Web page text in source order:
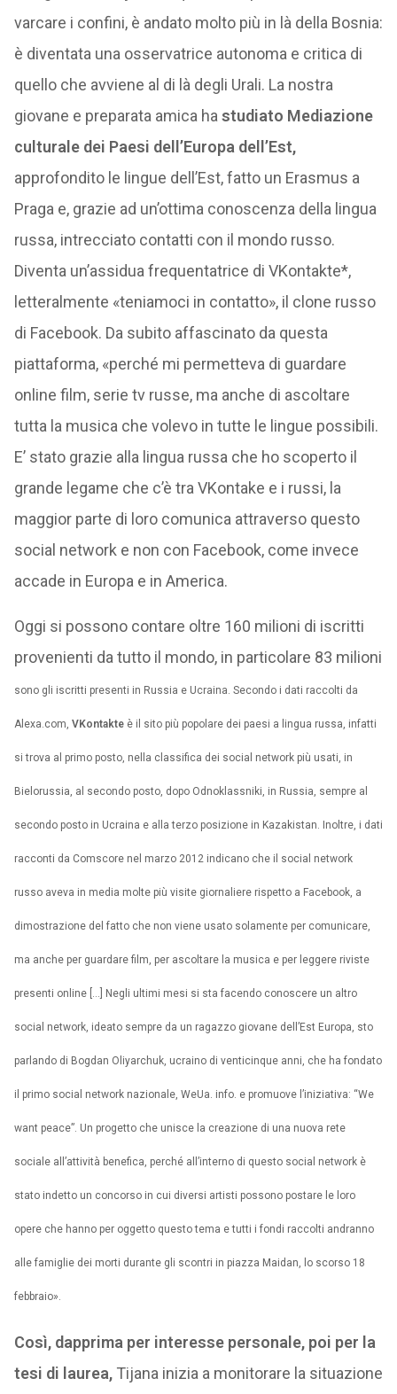
varcare i confini, è andato molto più in là della Bosnia:
è diventata una osservatrice autonoma e critica di
quello che avviene al di là degli Urali. La nostra
giovane e preparata amica ha studiato Mediazione
culturale dei Paesi dell’Europa dell’Est,
approfondito le lingue dell’Est, fatto un Erasmus a
Praga e, grazie ad un’ottima conoscenza della lingua
russa, intrecciato contatti con il mondo russo.
Diventa un’assidua frequentatrice di VKontakte*,
letteralmente «teniamoci in contatto», il clone russo
di Facebook. Da subito affascinato da questa
piattaforma, «perché mi permetteva di guardare
online film, serie tv russe, ma anche di ascoltare
tutta la musica che volevo in tutte le lingue possibili.
E’ stato grazie alla lingua russa che ho scoperto il
grande legame che c’è tra VKontake e i russi, la
maggior parte di loro comunica attraverso questo
social network e non con Facebook, come invece
accade in Europa e in America.
Oggi si possono contare oltre 160 milioni di iscritti
provenienti da tutto il mondo, in particolare 83 milioni
sono gli iscritti presenti in Russia e Ucraina. Secondo i dati raccolti da
Alexa.com, VKontakte è il sito più popolare dei paesi a lingua russa, infatti
si trova al primo posto, nella classifica dei social network più usati, in
Bielorussia, al secondo posto, dopo Odnoklassniki, in Russia, sempre al
secondo posto in Ucraina e alla terzo posizione in Kazakistan. Inoltre, i dati
racconti da Comscore nel marzo 2012 indicano che il social network
russo aveva in media molte più visite giornaliere rispetto a Facebook, a
dimostrazione del fatto che non viene usato solamente per comunicare,
ma anche per guardare film, per ascoltare la musica e per leggere riviste
presenti online […] Negli ultimi mesi si sta facendo conoscere un altro
social network, ideato sempre da un ragazzo giovane dell’Est Europa, sto
parlando di Bogdan Oliyarchuk, ucraino di venticinque anni, che ha fondato
il primo social network nazionale, WeUa. info. e promuove l’iniziativa: “We
want peace”. Un progetto che unisce la creazione di una nuova rete
sociale all’attività benefica, perché all’interno di questo social network è
stato indetto un concorso in cui diversi artisti possono postare le loro
opere che hanno per oggetto questo tema e tutti i fondi raccolti andranno
alle famiglie dei morti durante gli scontri in piazza Maidan, lo scorso 18
febbraio».
Così, dapprima per interesse personale, poi per la
tesi di laurea,Tijana inizia a monitorare la situazione